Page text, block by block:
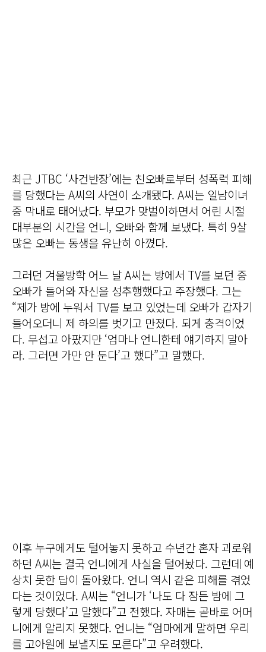
최근 JTBC ‘사건반장’에는 친오빠로부터 성폭력 피해
를 당했다는 A씨의 사연이 소개됐다. A씨는 일남이녀
중 막내로 태어났다. 부모가 맞벌이하면서 어린 시절
대부분의 시간을 언니, 오빠와 함께 보냈다. 특히 9살
많은 오빠는 동생을 유난히 아꼈다.
그러던 겨울방학 어느 날 A씨는 방에서 TV를 보던 중
오빠가 들어와 자신을 성추행했다고 주장했다. 그는
“제가 방에 누워서 TV를 보고 있었는데 오빠가 갑자기
들어오더니 제 하의를 벗기고 만졌다. 되게 충격이었
다. 무섭고 아팠지만 ‘엄마나 언니한테 얘기하지 말아
라. 그러면 가만 안 둔다’고 했다”고 말했다.
이후 누구에게도 털어놓지 못하고 수년간 혼자 괴로워
하던 A씨는 결국 언니에게 사실을 털어놨다. 그런데 예
상치 못한 답이 돌아왔다. 언니 역시 같은 피해를 겪었
다는 것이었다. A씨는 “언니가 ‘나도 다 잠든 밤에 그
렇게 당했다’고 말했다”고 전했다. 자매는 곧바로 어머
니에게 알리지 못했다. 언니는 “엄마에게 말하면 우리
를 고아원에 보낼지도 모른다”고 우려했다.